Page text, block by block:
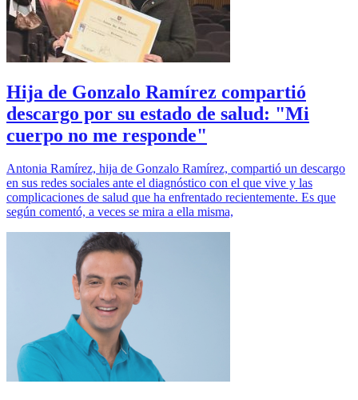
Hija de Gonzalo Ramírez compartió
descargo por su estado de salud: "Mi
cuerpo no me responde"
Antonia Ramírez, hija de Gonzalo Ramírez, compartió un descargo
en sus redes sociales ante el diagnóstico con el que vive y las
complicaciones de salud que ha enfrentado recientemente. Es que
según comentó, a veces se mira a ella misma,